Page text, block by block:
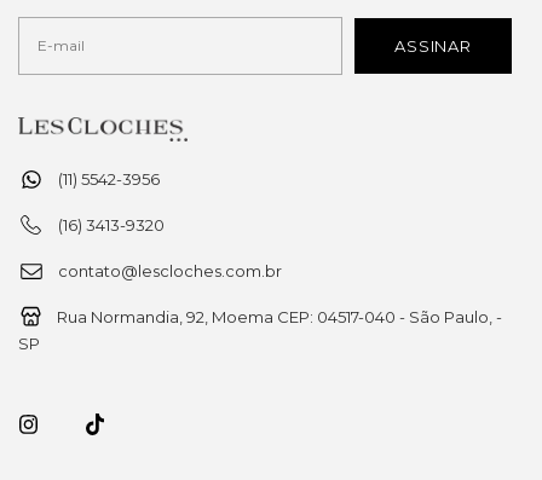
(11) 5542-3956
(16) 3413-9320
contato@lescloches.com.br
Rua Normandia, 92, Moema CEP: 04517-040 - São Paulo, -
SP